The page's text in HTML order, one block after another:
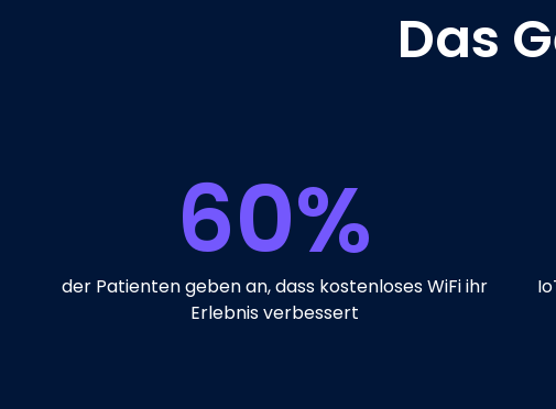
Das
60%
der Patienten geben an, dass kostenloses WiFi ihr
Erlebnis verbessert